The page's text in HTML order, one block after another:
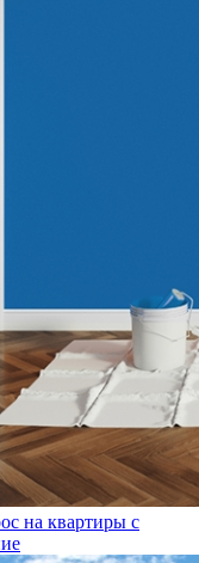
на квартиры с